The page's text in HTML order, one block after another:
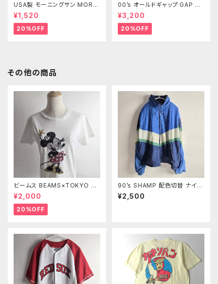
USA製 モーニングサン MORNI
NG SUN PETITE 90's プリン
トスウェットシャツ トレーナー 2
枚襟 葉っぱ ブドウ M ヴィンテ
ージ
¥1,520
20%OFF
00’s オールドギャップ GAP リ
ップストップナイロンジャケット
メッシュライナー XL m0718-2
3
¥3,200
20%OFF
その他の商品
ビームス BEAMS×TOKYO Di
sney SEA コットン100％ スパ
ンコールミニーマウスTシャツ X
S ホワイト l0524-2
¥2,000
20%OFF
90’s SHAMP 配色切替 ナイロ
ンジャケット ライトアウター ビッ
グサイズXXL ブルー m1003-7
¥2,500